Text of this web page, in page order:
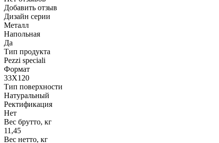
Добавить отзыв
Дизайн серии
Металл
Напольная
Да
Тип продукта
Pezzi speciali
Формат
33X120
Тип поверхности
Натуральный
Ректификация
Нет
Вес брутто, кг
11,45
Вес нетто, кг